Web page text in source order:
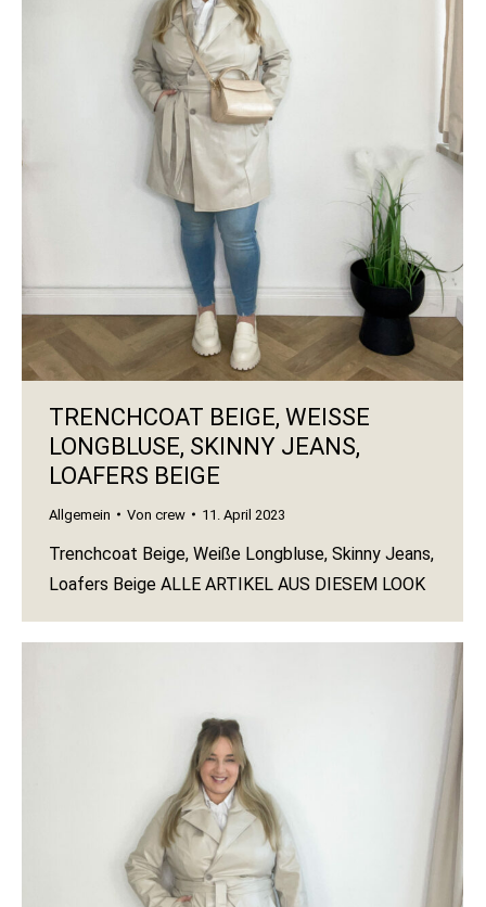
TRENCHCOAT BEIGE, WEISSE L
ONGBLUSE, SKINNY JEANS, L
OAFERS BEIGE
Allgemein Von crew 11. April 2023
Trenchcoat Beige, Weiße Longbluse, Skinny Jeans,
Loafers Beige ALLE ARTIKEL AUS DIESEM LOOK